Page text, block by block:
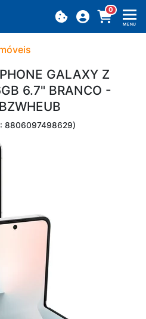
0
MENU
GA­LAXY Z
6.7" BRANCO -
8806097498629)